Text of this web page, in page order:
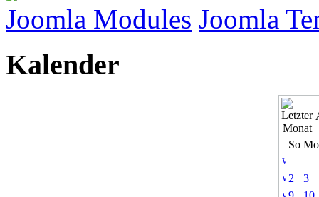
Joomla Modules Joomla
Kalender
So Mo
2
3